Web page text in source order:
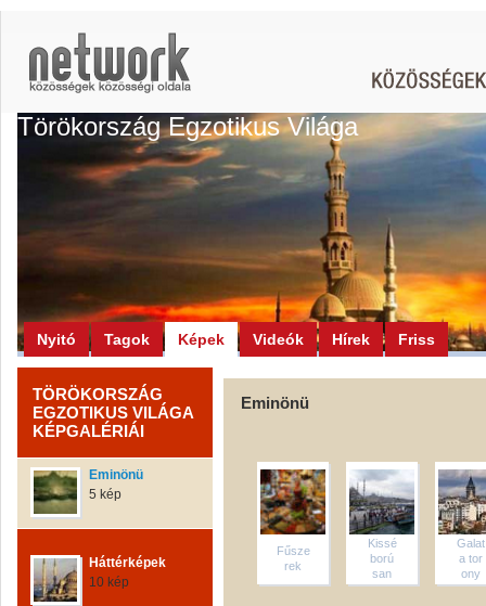
Törökország Egzotikus Világa
Nyitó Tagok Képek Videók Hírek Friss
TÖRÖKORSZÁG
EGZOTIKUS VILÁGA
KÉPGALÉRIÁI
Eminönü
5 kép
Háttérképek
10 kép
Eminönü
Fűsze
rek
Kissé
ború
san
Galat
a tor
ony